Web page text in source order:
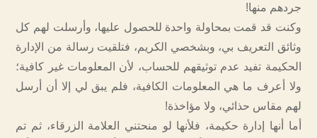
جردهم منها!
وكنت قد قمت بمحاولة واحدة للحصول عليها، وأرسلت لهم كل
وثائق التعريف بي، وبشخصي الكريم، فتلقيت رسالة من الإدارة
الحكيمة تفيد عدم توثيقهم للحساب، لأن المعلومات غير كافية؛
ولا أعرف ما هي المعلومات الكافية، فلم يبق لي إلا أن أرسل
لهم مقاس حذائي، ولا مؤاخذة!
أما أنها إدارة حكيمة، فلأنها لو منحتني العلامة الزرقاء، ثم تم